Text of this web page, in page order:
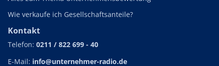
Wie verkaufe ich Gesellschaftsanteile?
Kontakt
Telefon: 0211 / 822 699 - 40
E-Mail: info@unternehmer-radio.de